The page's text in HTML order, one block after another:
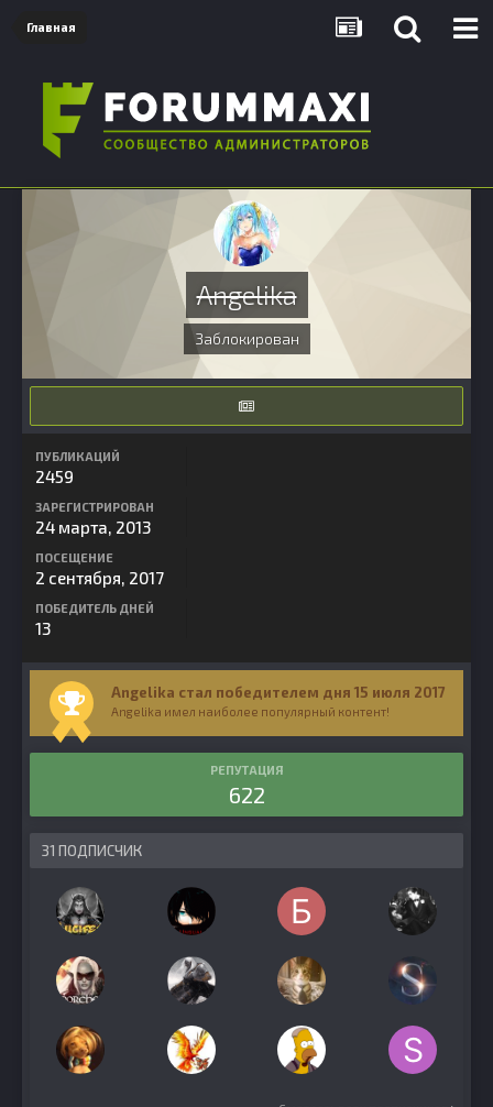
Главная
Angelika
Заблокирован
ПУБЛИКАЦИЙ
2459
ЗАРЕГИСТРИРОВАН
24 марта, 2013
ПОСЕЩЕНИЕ
2 сентября, 2017
ПОБЕДИТЕЛЬ ДНЕЙ
13
Angelika стал победителем дня 15 июля 2017
Angelika имел наиболее популярный контент!
РЕПУТАЦИЯ
622
31 ПОДПИСЧИК